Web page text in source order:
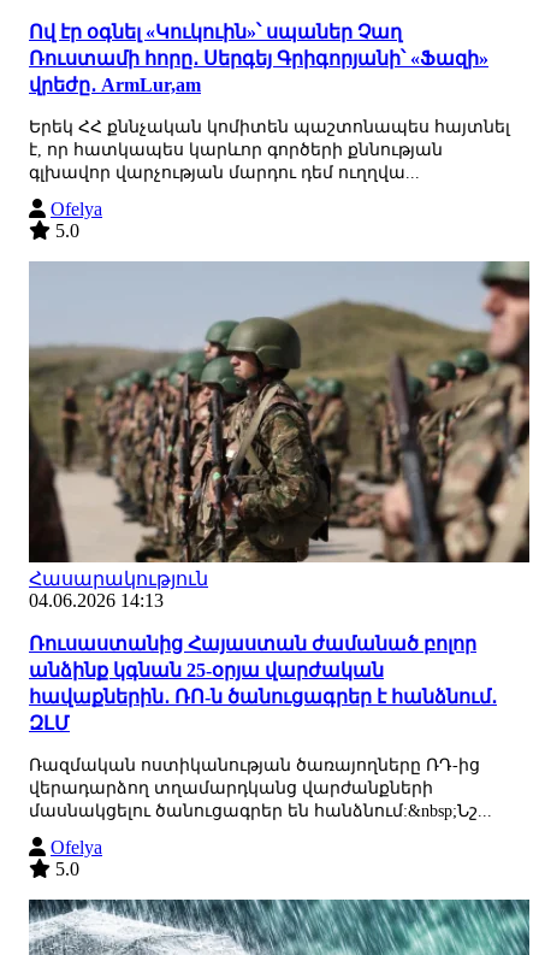
Ով էր օգնել «Կուկուին»՝ սպաներ Չաղ
Ռուստամի հորը․ Սերգեյ Գրիգորյանի՝ «Ֆազի»
վրեժը․ ArmLur,am
Երեկ ՀՀ քննչական կոմիտեն պաշտոնապես հայտնել
է, որ հատկապես կարևոր գործերի քննության
գլխավոր վարչության մարդու դեմ ուղղվա...
Ofelya
5.0
Հասարակություն
04.06.2026 14:13
Ռուսաստանից Հայաստան ժամանած բոլոր
անձինք կգնան 25-օրյա վարժական
հավաքներին․ ՌՈ-ն ծանուցագրեր է հանձնում․
ԶԼՄ
Ռազմական ոստիկանության ծառայողները ՌԴ-ից
վերադարձող տղամարդկանց վարժանքների
մասնակցելու ծանուցագրեր են հանձնում:&nbsp;Նշ...
Ofelya
5.0